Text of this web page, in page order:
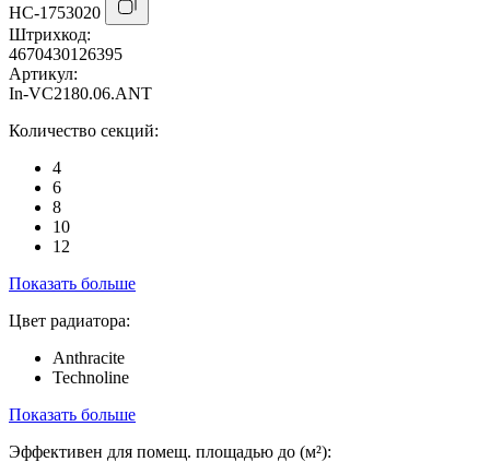
НС-1753020
Штрихкод:
4670430126395
Артикул:
In-VC2180.06.ANT
Количество секций:
4
6
8
10
12
Показать больше
Цвет радиатора:
Anthracite
Technoline
Показать больше
Эффективен для помещ. площадью до (м²):